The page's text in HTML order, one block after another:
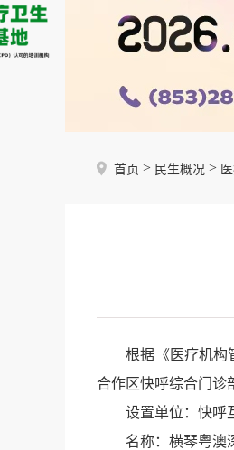
首页 > 民生概况 >
根据《医疗机构管
合作区快呼综合门诊
设置单位：快呼互
名称：横琴粤澳深